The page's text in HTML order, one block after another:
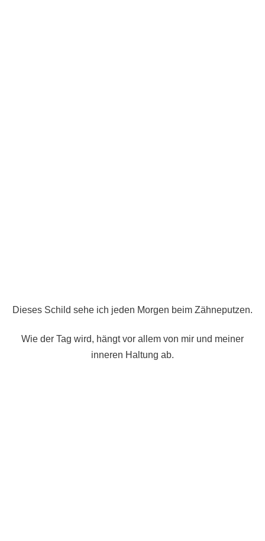
Dieses Schild sehe ich jeden Morgen beim Zähneputzen.
Wie der Tag wird, hängt vor allem von mir und meiner
inneren Haltung ab.